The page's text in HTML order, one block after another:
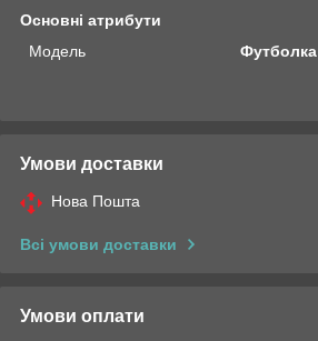
Основні атрибути
Модель
Футболка
Умови доставки
Нова Пошта
Всі умови доставки
Умови оплати